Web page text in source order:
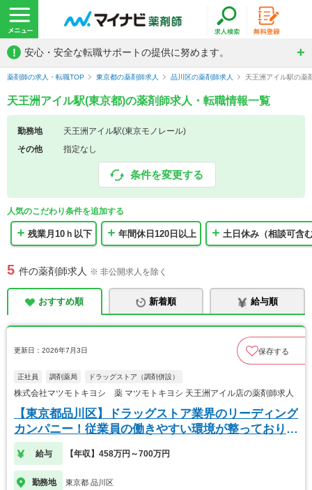
! 安心・安全な転職サポートの提供に努めます。
薬剤師の求人・転職TOP 東京都の薬剤師求人 品川区の薬剤師求人 天王洲アイル駅の薬
天王洲アイル駅(東京都)の薬剤師求人・転職情報一覧
勤務地
天王洲アイル駅(東京モノレール)
その他
指定なし
条件を変更する
人気のこだわり条件を追加する
残業月10ｈ以下 年間休日120日以上 土日休み（相談可含
5 件の薬剤師求人 ※ 非公開求人を除く
おすすめ順 新着順 給与順
更新日：2026年7月3日 保存する
正社員 調剤薬局 ドラッグストア（調剤併設）
株式会社マツモトキヨシ 薬 マツモトキヨシ 天王洲アイル店の薬剤師求人
【東京都品川区】ドラッグストア業界のリーディング
カンパニー！従業員の働きやすい環境が整っておりま
す！
給与 【年収】458万円～700万円
勤務地 東京都 品川区